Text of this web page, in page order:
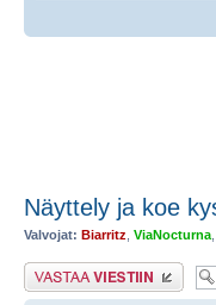
Näyttely ja koe
Valvojat: Biarritz ViaNocturna
Lähetä vastaus